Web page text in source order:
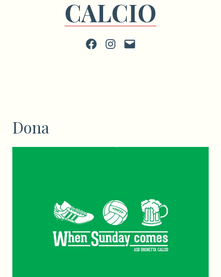
CALCIO
FacebookInstagram
scrivi
Dona